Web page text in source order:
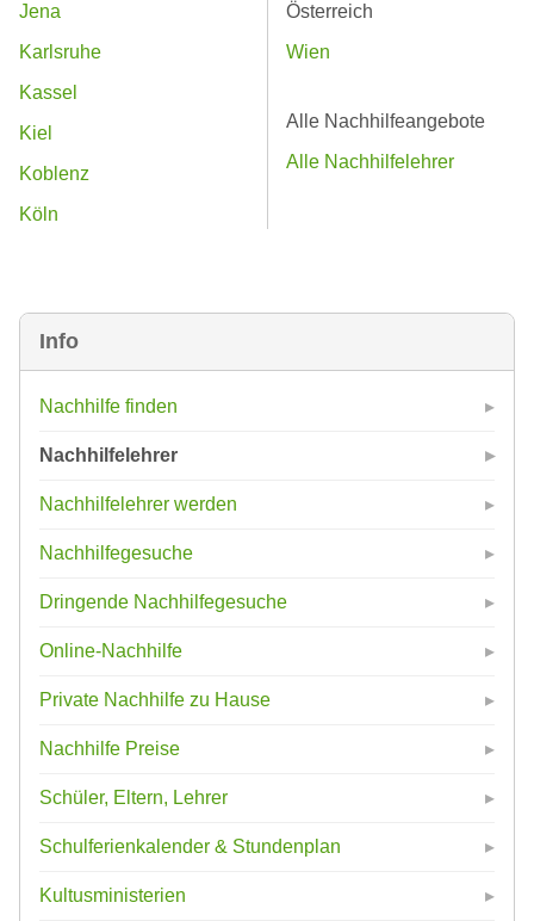
Info
Nachhilfe finden
Nachhilfelehrer
Nachhilfelehrer werden
Nachhilfegesuche
Dringende Nachhilfegesuche
Online-Nachhilfe
Private Nachhilfe zu Hause
Nachhilfe Preise
Schüler, Eltern, Lehrer
Schulferienkalender & Stundenplan
Kultusministerien
Jena
Karlsruhe
Kassel
Kiel
Koblenz
Köln
Österreich
Wien
Alle Nachhilfeangebote
Alle Nachhilfelehrer